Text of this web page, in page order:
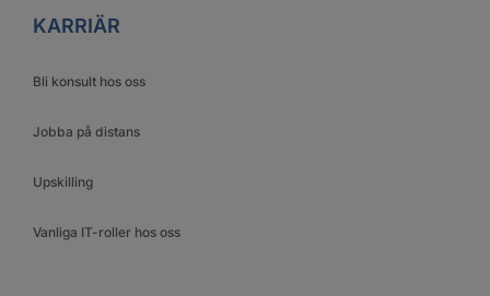
KARRIÄR
Bli konsult hos oss
Jobba på distans
Upskilling
Vanliga IT-roller hos oss